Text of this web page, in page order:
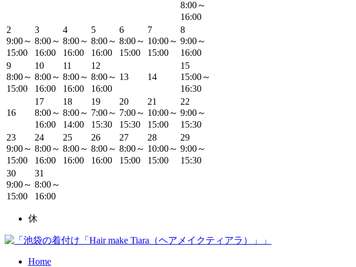
8:00～
16:00
2
9:00～
15:00
3
8:00～
16:00
4
8:00～
16:00
5
8:00～
16:00
6
8:00～
15:00
7
10:00～
15:00
8
9:00～
16:00
9
8:00～
15:00
10
8:00～
16:00
11
8:00～
16:00
12
8:00～
16:00
13 14
15
15:00～
16:30
16
17
8:00～
16:00
18
8:00～
14:00
19
7:00～
15:30
20
7:00～
15:30
21
10:00～
15:00
22
9:00～
15:30
23
9:00～
15:00
24
8:00～
16:00
25
8:00～
16:00
26
8:00～
16:00
27
8:00～
15:00
28
10:00～
15:00
29
9:00～
15:30
30
9:00～
15:00
31
8:00～
16:00
休
Home